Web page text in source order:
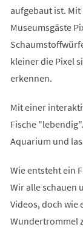
aufgebaut ist.
Museumsgäste
kleiner die Pixel
erkennen.
Mit einer
Fische
Aquarium und
Wie entsteht ein
Wir alle schauen
Videos, doch wie
Wundertrommel